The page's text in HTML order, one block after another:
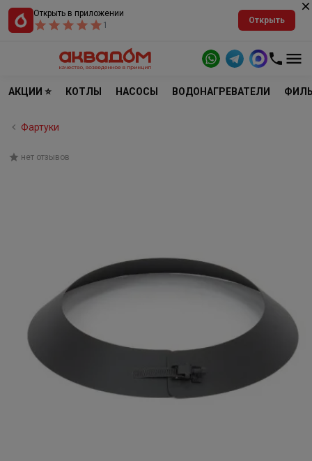
Открыть в приложении
1
Открыть
АКЦИИ ⭐ КОТЛЫ НАСОСЫ ВОДОНАГРЕВАТЕЛИ
Фартуки
нет отзывов